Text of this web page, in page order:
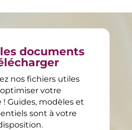
documents
nos fichiers utiles
votre
Guides, modèles et
sont à votre